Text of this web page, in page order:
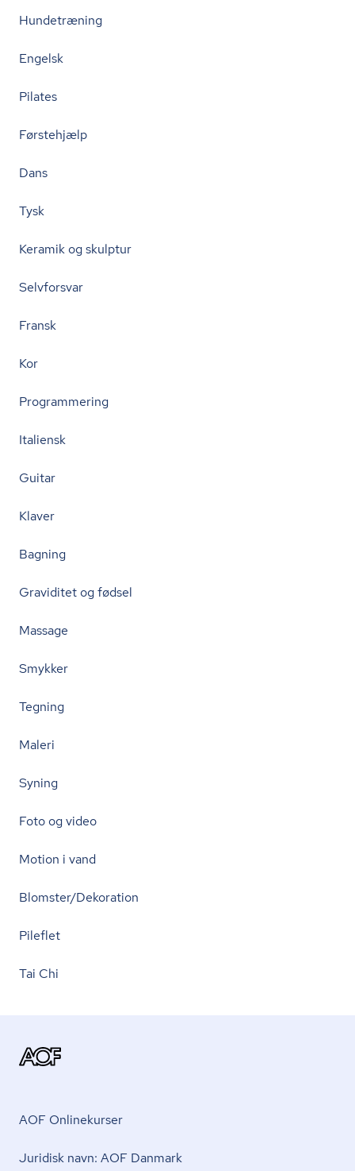
Hundetræning
Engelsk
Pilates
Førstehjælp
Dans
Tysk
Keramik og skulptur
Selvforsvar
Fransk
Kor
Programmering
Italiensk
Guitar
Klaver
Bagning
Graviditet og fødsel
Massage
Smykker
Tegning
Maleri
Syning
Foto og video
Motion i vand
Blomster/Dekoration
Pileflet
Tai Chi
AOF Onlinekurser
Juridisk navn: AOF Danmark